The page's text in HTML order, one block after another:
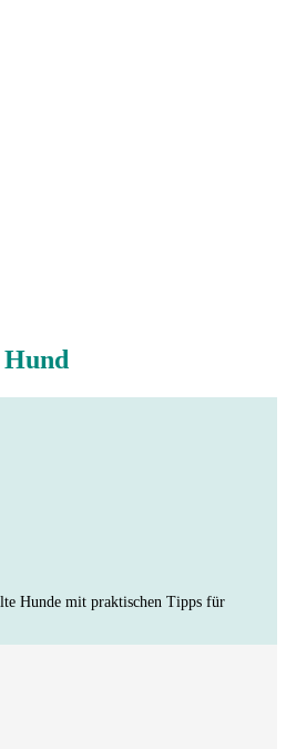
Hunde mit praktischen Tipps für